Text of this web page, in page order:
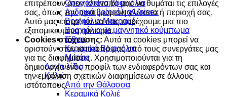
Oρειχάλκινα βραχιόλια
Ανδρικά βραχιόλια/Unisex
Βραχιόλια Μακραμέ
Βραχιόλια με μαγνητικό κούμπωμα
Έθνικ
Κεραμικά Βραχιόλια
Ματάκι
Δαχτυλίδια
Κολιέ
Από την Θάλασσα
Κεραμικά Κολιέ
επιτρέπουν στον ιστότοπό μας να θυμάται τις επιλογές
σας, όπως την προτιμώμενη γλώσσα ή περιοχή σας.
Αυτό μας επιτρέπει να σας παρέχουμε μια πιο
εξατομικευμένη εμπειρία.
Cookies στόχευσης: Αυτά τα cookies μπορεί να
οριστούν στον ιστότοπό μας από τους συνεργάτες μας
για τις διαφημίσεις. Χρησιμοποιούνται για τη
δημιουργία ενός προφίλ των ενδιαφερόντων σας και
την εμφάνιση σχετικών διαφημίσεων σε άλλους
ιστότοπους.